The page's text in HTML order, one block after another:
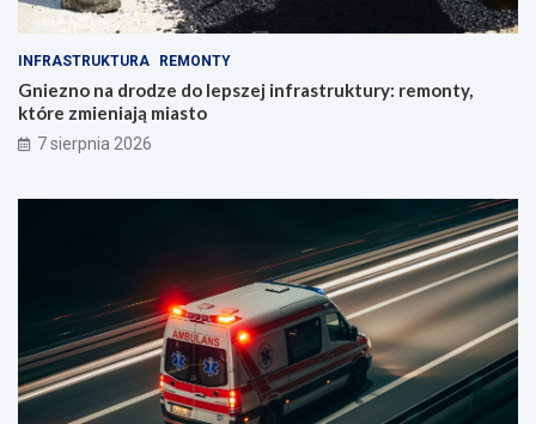
INFRASTRUKTURA REMONTY
Gniezno na drodze do lepszej infrastruktury: remonty,
które zmieniają miasto
7 sierpnia 2026